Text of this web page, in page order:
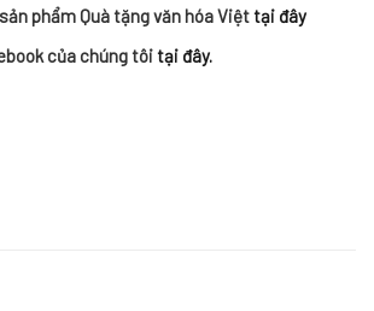
phẩm Quà tặng văn hóa Việttại đây
của chúng tôitại đây.